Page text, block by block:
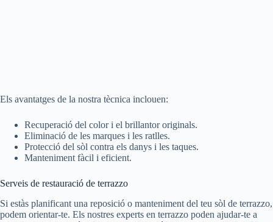
Els avantatges de la nostra tècnica inclouen:
Recuperació del color i el brillantor originals.
Eliminació de les marques i les ratlles.
Protecció del sòl contra els danys i les taques.
Manteniment fàcil i eficient.
Serveis de restauració de terrazzo
Si estàs planificant una reposició o manteniment del teu sòl de terrazzo,
podem orientar-te. Els nostres experts en terrazzo poden ajudar-te a